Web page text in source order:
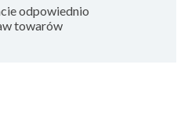
odpowiednio
towarów